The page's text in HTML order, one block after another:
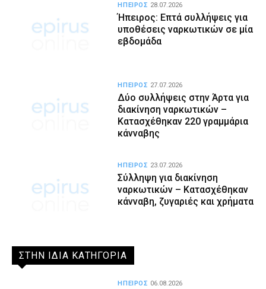
Ήπειρος: Επτά συλλήψεις για
υποθέσεις ναρκωτικών σε μία
εβδομάδα
ΗΠΕΙΡΟΣ 28.07.2026
Δύο συλλήψεις στην Άρτα για
διακίνηση ναρκωτικών –
Κατασχέθηκαν 220 γραμμάρια
κάνναβης
ΗΠΕΙΡΟΣ 27.07.2026
Σύλληψη για διακίνηση
ναρκωτικών – Κατασχέθηκαν
κάνναβη, ζυγαριές και χρήματα
ΗΠΕΙΡΟΣ 23.07.2026
ΣΤΗΝ ΙΔΙΑ ΚΑΤΗΓΟΡΙΑ
ΗΠΕΙΡΟΣ 06.08.2026